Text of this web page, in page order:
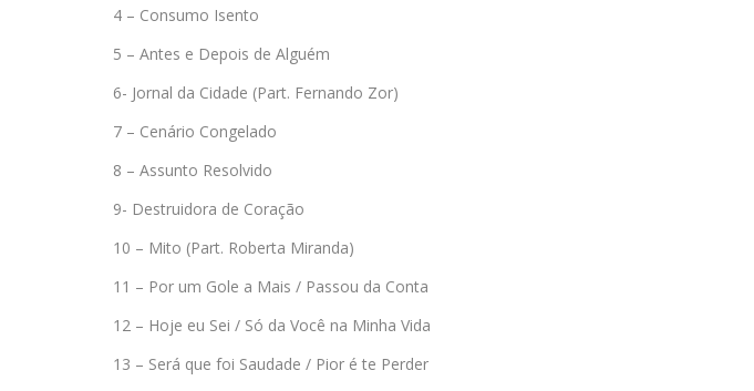
4 – Consumo Isento
5 – Antes e Depois de Alguém
6- Jornal da Cidade (Part. Fernando Zor)
7 – Cenário Congelado
8 – Assunto Resolvido
9- Destruidora de Coração
10 – Mito (Part. Roberta Miranda)
11 – Por um Gole a Mais / Passou da Conta
12 – Hoje eu Sei / Só da Você na Minha Vida
13 – Será que foi Saudade / Pior é te Perder